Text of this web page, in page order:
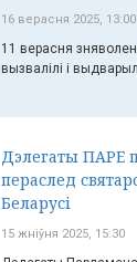
16 верасня 2025, 13:00
11 верасня
вызвалілі і
Дэлегаты ПАРЕ
пераслед
Беларусі
15 жніўня 2025, 15:30